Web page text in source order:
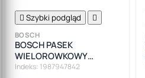
 Szybki podgląd 
BOSCH
BOSCH PASEK
WIELOROWKOWY
6PK1080
Indeks: 1987947842